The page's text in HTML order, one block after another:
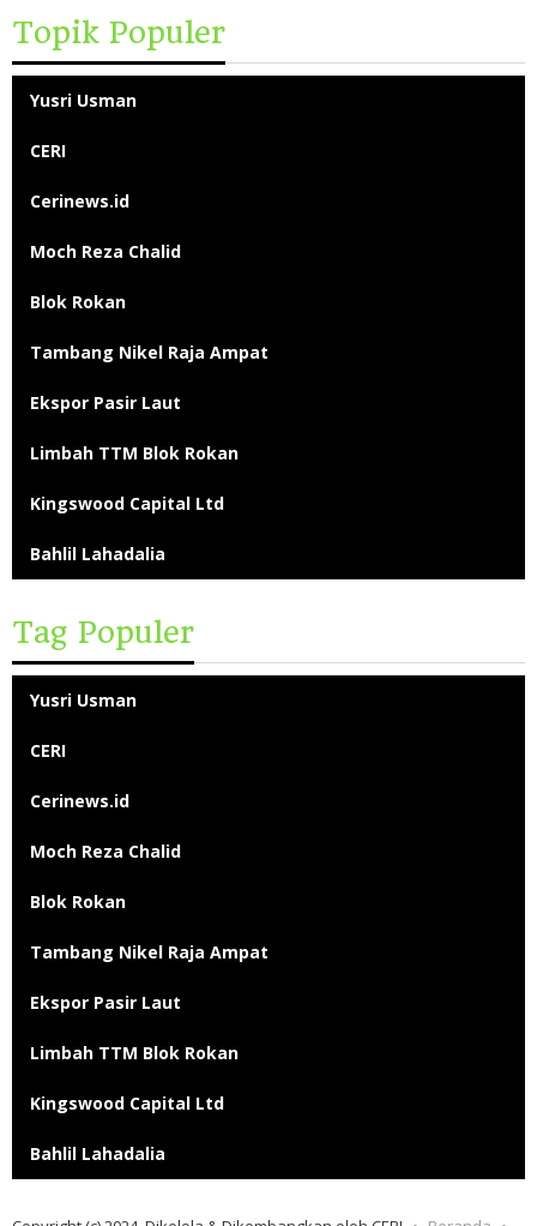
Topik Populer
Yusri Usman
CERI
Cerinews.id
Moch Reza Chalid
Blok Rokan
Tambang Nikel Raja Ampat
Ekspor Pasir Laut
Limbah TTM Blok Rokan
Kingswood Capital Ltd
Bahlil Lahadalia
Tag Populer
Yusri Usman
CERI
Cerinews.id
Moch Reza Chalid
Blok Rokan
Tambang Nikel Raja Ampat
Ekspor Pasir Laut
Limbah TTM Blok Rokan
Kingswood Capital Ltd
Bahlil Lahadalia